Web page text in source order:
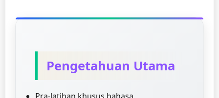
Pengetahuan Utama